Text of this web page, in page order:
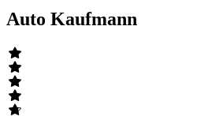
Auto Kaufmann